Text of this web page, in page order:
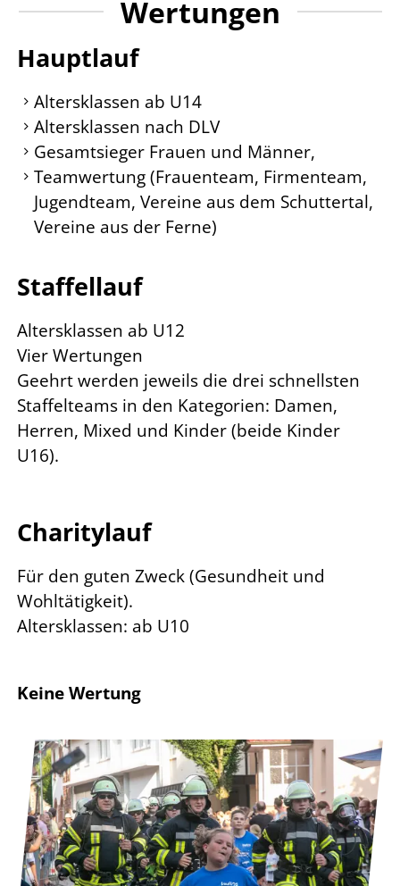
Wertungen
Hauptlauf
Altersklassen ab U14
Altersklassen nach DLV
Gesamtsieger Frauen und Männer,
Teamwertung (Frauenteam, Firmenteam,
Jugendteam, Vereine aus dem Schuttertal,
Vereine aus der Ferne)
Staffellauf
Altersklassen ab U12
Vier Wertungen
Geehrt werden jeweils die drei schnellsten
Staffelteams in den Kategorien: Damen,
Herren, Mixed und Kinder (beide Kinder
U16).
Charitylauf
Für den guten Zweck (Gesundheit und
Wohltätigkeit).
Altersklassen: ab U10
Keine Wertung